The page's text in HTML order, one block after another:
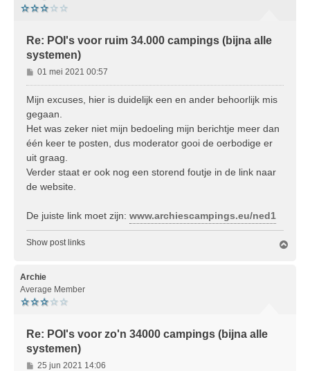
Re: POI's voor ruim 34.000 campings (bijna alle
systemen)
B
e
r
c
h
t
01 mei 2021 00:57
Mijn excuses, hier is duidelijk een en ander behoorlijk mis
gegaan.
Het was zeker niet mijn bedoeling mijn berichtje meer dan
één keer te posten, dus moderator gooi de oerbodige er
uit graag.
Verder staat er ook nog een storend foutje in de link naar
de website.
De juiste link moet zijn: www.archiescampings.eu/ned1
Show post links
Archie
Average Member
Re: POI's voor zo'n 34000 campings (bijna alle
systemen)
B25 jun 2021 14:06